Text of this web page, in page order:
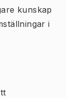
kunskap
i